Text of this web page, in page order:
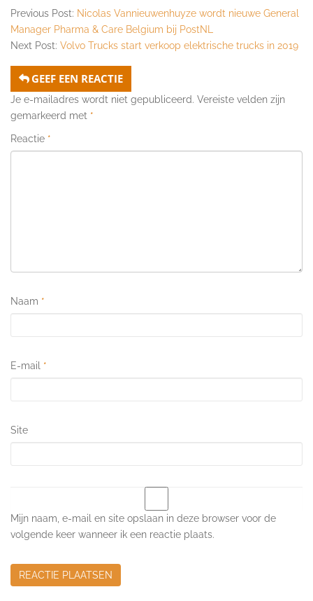
Previous Post: Nicolas Vannieuwenhuyze wordt nieuwe General
Manager Pharma & Care Belgium bij PostNL
Next Post: Volvo Trucks start verkoop elektrische trucks in 2019
GEEF EEN REACTIE
Je e-mailadres wordt niet gepubliceerd. Vereiste velden zijn
gemarkeerd met *
Reactie *
Naam *
E-mail *
Site
Mijn naam, e-mail en site opslaan in deze browser voor de
volgende keer wanneer ik een reactie plaats.